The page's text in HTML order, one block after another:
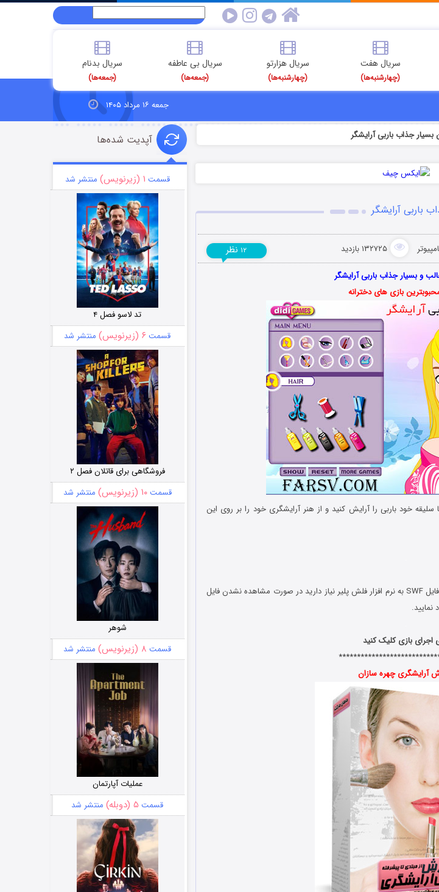
سریال هفت
(چهارشنبه‌ها)
سریال هزارتو
(چهارشنبه‌ها)
سریال بی عاطفه
(جمعه‌ها)
سریال بدنام
(جمعه‌ها)
جمعه ۱۶ مرداد ۱۴۰۵
بسیار جذاب باربی آرایشگر
باربی آرایشگر
۱۳۲۷۲۵ بازدید ۱۲ نظر
و بسیار جذاب باربی آرایشگر
بازی های دخترانه
خود باربی را آرایش کنید و از هنر آرایشگری خود را بر روی این
لطفا تا بارگذاری کامل صفحه صبر کنید. جهت اجرای فایل SWF به نرم افزار فلش پلیر نیاز دارید در صورت مشاهده نشدن فایل
نمایید.
اجرای بازی کلیک کنید
آرایشگری چهره سازان
آپدیت شده‌ها
قسمت ۱ (زیرنویس) منتشر شد
تد لاسو فصل ۴
قسمت ۶ (زیرنویس) منتشر شد
فروشگاهی برای قاتلان فصل ۲
قسمت۱۰ (زیرنویس) منتشر شد
شوهر
قسمت ۸ (زیرنویس) منتشر شد
عملیات آپارتمان
قسمت ۵ (دوبله) منتشر شد